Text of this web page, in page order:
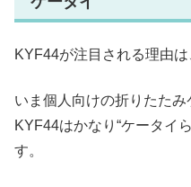
KYF44が注目される理由は
いま個人向けの折りたたみ
KYF44はかなり“ケータイ
す。